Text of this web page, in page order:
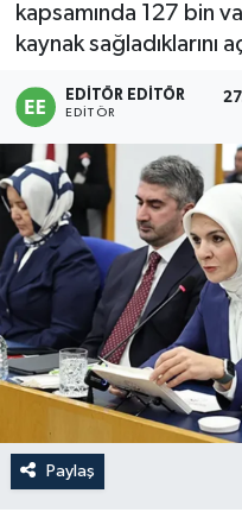
kapsamında 127 bin
kaynak sağladıklarını
EDITÖR EDITÖR
EDITÖR
Paylaş
Magazin
Sağlık
Siyaset
Spor
Türkiye